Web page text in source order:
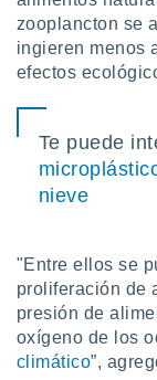
zooplancton se
ingieren menos
efectos
Te puede
nieve
"Entre ellos se
proliferación de
presión de
oxígeno de los
climático”,